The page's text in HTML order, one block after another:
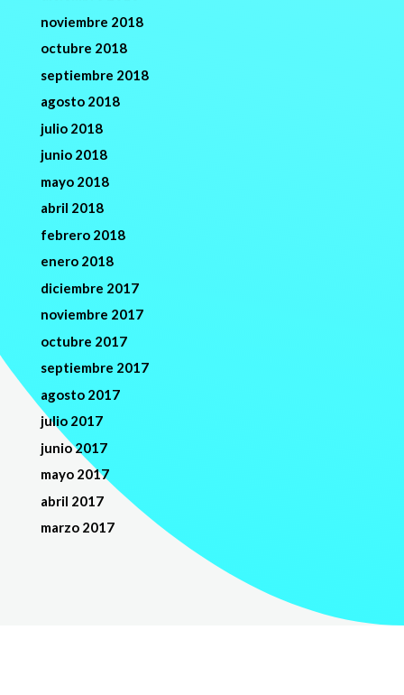
noviembre 2018
octubre 2018
septiembre 2018
agosto 2018
julio 2018
junio 2018
mayo 2018
abril 2018
febrero 2018
enero 2018
diciembre 2017
noviembre 2017
octubre 2017
septiembre 2017
agosto 2017
julio 2017
junio 2017
mayo 2017
abril 2017
marzo 2017